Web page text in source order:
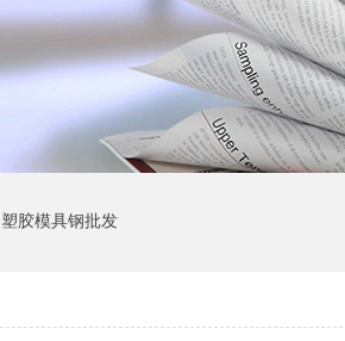
塑胶模具钢批发